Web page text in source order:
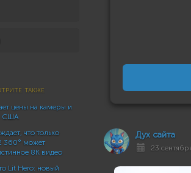
также
цены на камеры и
США
что только
360° может
8K видео
Lit Hero: новый
Дух сайта
23